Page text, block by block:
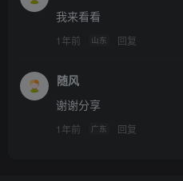
我来看看
1年前 山东 回复
随风
谢谢分享
1年前 广东 回复